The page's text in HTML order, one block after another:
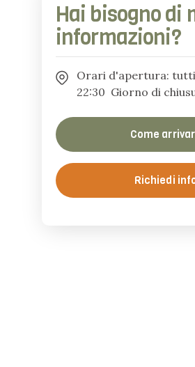
Hai bisogno di
informazioni?
Orari d'apertura:
22:30 Giorno di
Come
Richiedi